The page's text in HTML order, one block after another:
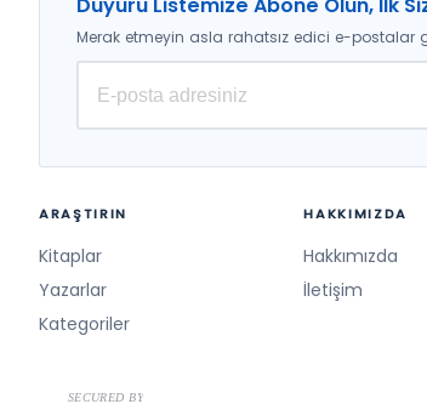
Merak etmeyin asla rahatsız edici e-postalar
ARAŞTIRIN
Kitaplar
Yazarlar
Kategoriler
HAKKIMIZDA
Hakkımızda
İletişim